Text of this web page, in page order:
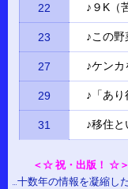
22 ♪９K（
23 ♪この野
27 ♪ケン
29 ♪「あ
31 ♪移住と
＜☆ 祝・出版！ ☆＞
…十数年の情報を凝縮し